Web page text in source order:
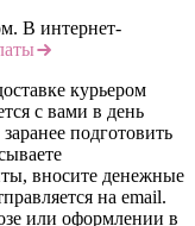
В интернет-
курьером
с вами в день
подготовить
вносите денежные
на email.
или оформлении в